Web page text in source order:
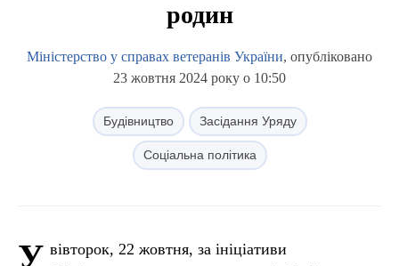
родин
Міністерство у справах ветеранів України, опубліковано
23 жовтня 2024 року о 10:50
Будівництво Засідання Уряду
Соціальна політика
У вівторок, 22 жовтня, за ініціативи